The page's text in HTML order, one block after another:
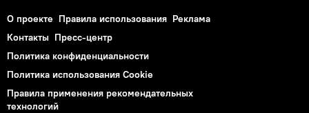
О проекте Правила использования Реклама
Контакты Пресс-центр
Политика конфиденциальности
Политика использования Cookie
Правила применения рекомендательных
технологий